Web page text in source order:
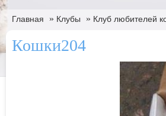
Главная » Клубы » Клуб любителей
Кошки204